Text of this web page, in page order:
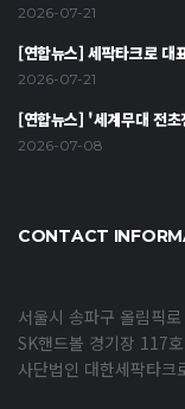
2026-07-21
[연합뉴스] 세팍타크로
2026-07-21
[연합뉴스] '세계무대 전
2026-07-08
CONTACT
서울시 송파구 올림픽
SK핸드볼 경기장 117
사단법인 대한세팍타크